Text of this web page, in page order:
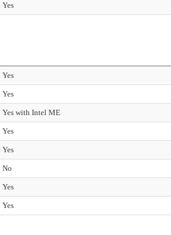
Yes
Yes
Yes
Yes with Intel ME
Yes
Yes
No
Yes
Yes